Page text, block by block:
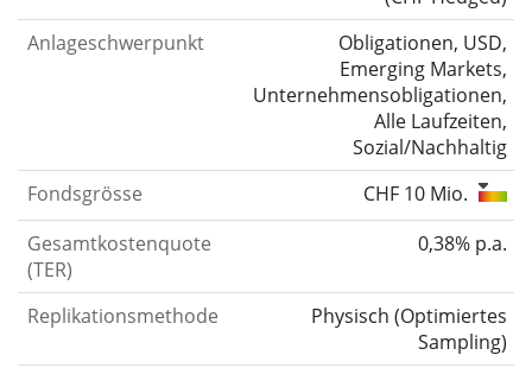
Anlageschwerpunkt
Obligationen, USD,
Emerging Markets,
Unternehmensobligationen,
Alle Laufzeiten,
Sozial/Nachhaltig
Fondsgrösse
CHF 10 Mio.
Gesamtkostenquote
(TER)
0,38% p.a.
Replikationsmethode Physisch (Optimiertes
Sampling)